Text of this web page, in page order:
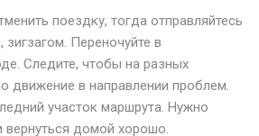
поездку, тогда отправляйтесь
Переночуйте в
Следите, чтобы на разных
движение в направлении проблем.
участок маршрута. Нужно
вернуться домой хорошо.